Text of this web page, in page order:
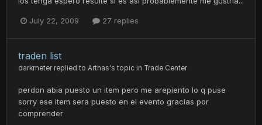
July 22, 2009 27 replies
traden list
darkmeter replied to Arthas's topic in Trade Center
perdon abia puesto un item pero me arepiento lo q puse
sorry ese item sera puesto en el evento gracias por
comprender